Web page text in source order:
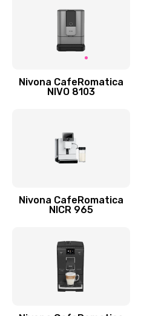
Nivona CafeRomatica
NIVO 8103
Nivona CafeRomatica
NICR 965